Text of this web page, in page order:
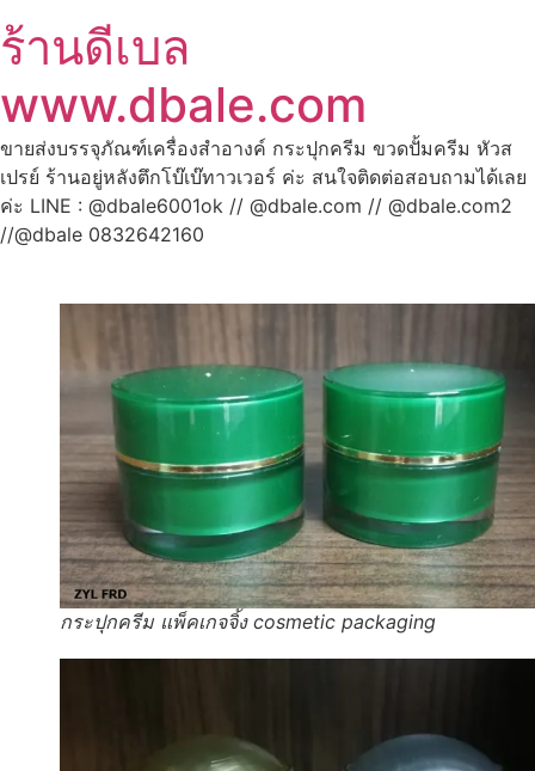
ร้านดีเบล
www.dbale.com
ขายส่งบรรจุภัณฑ์เครื่องสำอางค์ กระปุกครีม ขวดปั้มครีม หัวส
เปรย์ ร้านอยู่หลังตึกโบ๊เบ๊ทาวเวอร์ ค่ะ สนใจติดต่อสอบถามได้เลย
ค่ะ LINE : @dbale6001ok // @dbale.com // @dbale.com2
//@dbale 0832642160
กระปุกครีม แพ็คเกจจิ้ง cosmetic packaging